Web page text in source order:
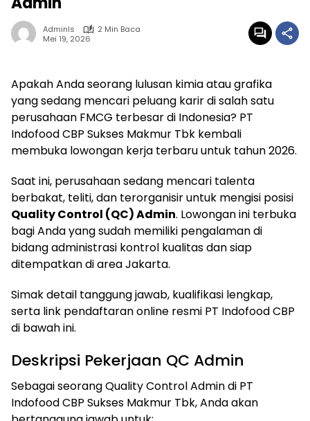
Adminls
2 Min Baca
Mei 19, 2026
Apakah Anda seorang lulusan kimia atau grafika
yang sedang mencari peluang karir di salah satu
perusahaan FMCG terbesar di Indonesia? PT
Indofood CBP Sukses Makmur Tbk kembali
membuka lowongan kerja terbaru untuk tahun 2026.
Saat ini, perusahaan sedang mencari talenta
berbakat, teliti, dan terorganisir untuk mengisi posisi
Quality Control (QC) Admin. Lowongan ini terbuka
bagi Anda yang sudah memiliki pengalaman di
bidang administrasi kontrol kualitas dan siap
ditempatkan di area Jakarta.
Simak detail tanggung jawab, kualifikasi lengkap,
serta link pendaftaran online resmi PT Indofood CBP
di bawah ini.
Deskripsi Pekerjaan QC Admin
Sebagai seorang Quality Control Admin di PT
Indofood CBP Sukses Makmur Tbk, Anda akan